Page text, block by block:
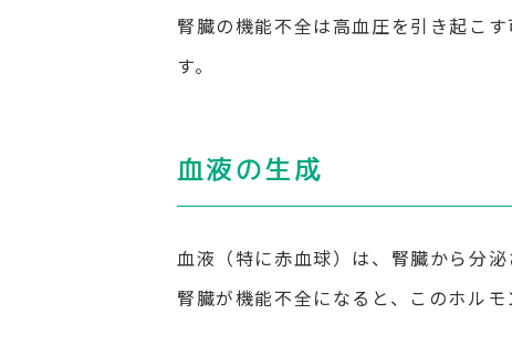
腎臓の機能不全は高血圧を引き起こ
す。
血液の生成
血液（特に赤血球）は、腎臓から分
腎臓が機能不全になると、このホル